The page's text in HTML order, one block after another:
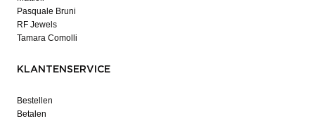
Pasquale Bruni
RF Jewels
Tamara Comolli
KLANTENSERVICE
Bestellen
Betalen